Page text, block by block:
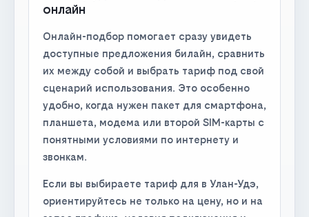
онлайн
Онлайн-подбор помогает сразу увидеть
доступные предложения билайн, сравнить
их между собой и выбрать тариф под свой
сценарий использования. Это особенно
удобно, когда нужен пакет для смартфона,
планшета, модема или второй SIM-карты с
понятными условиями по интернету и
звонкам.
Если вы выбираете тариф для в Улан-Удэ,
ориентируйтесь не только на цену, но и на